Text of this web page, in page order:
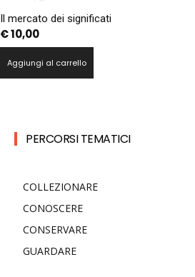
Il mercato dei significati
€10,00
Aggiungi al carrello
PERCORSI TEMATICI
COLLEZIONARE
CONOSCERE
CONSERVARE
GUARDARE